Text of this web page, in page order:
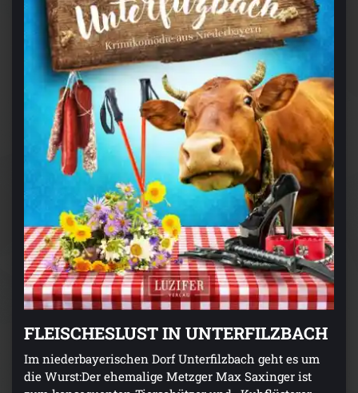
FLEISCHESLUST IN UNTERFILZBACH
Im niederbayerischen Dorf Unterfilzbach geht es um
die Wurst:Der ehemalige Metzger Max Saxinger ist